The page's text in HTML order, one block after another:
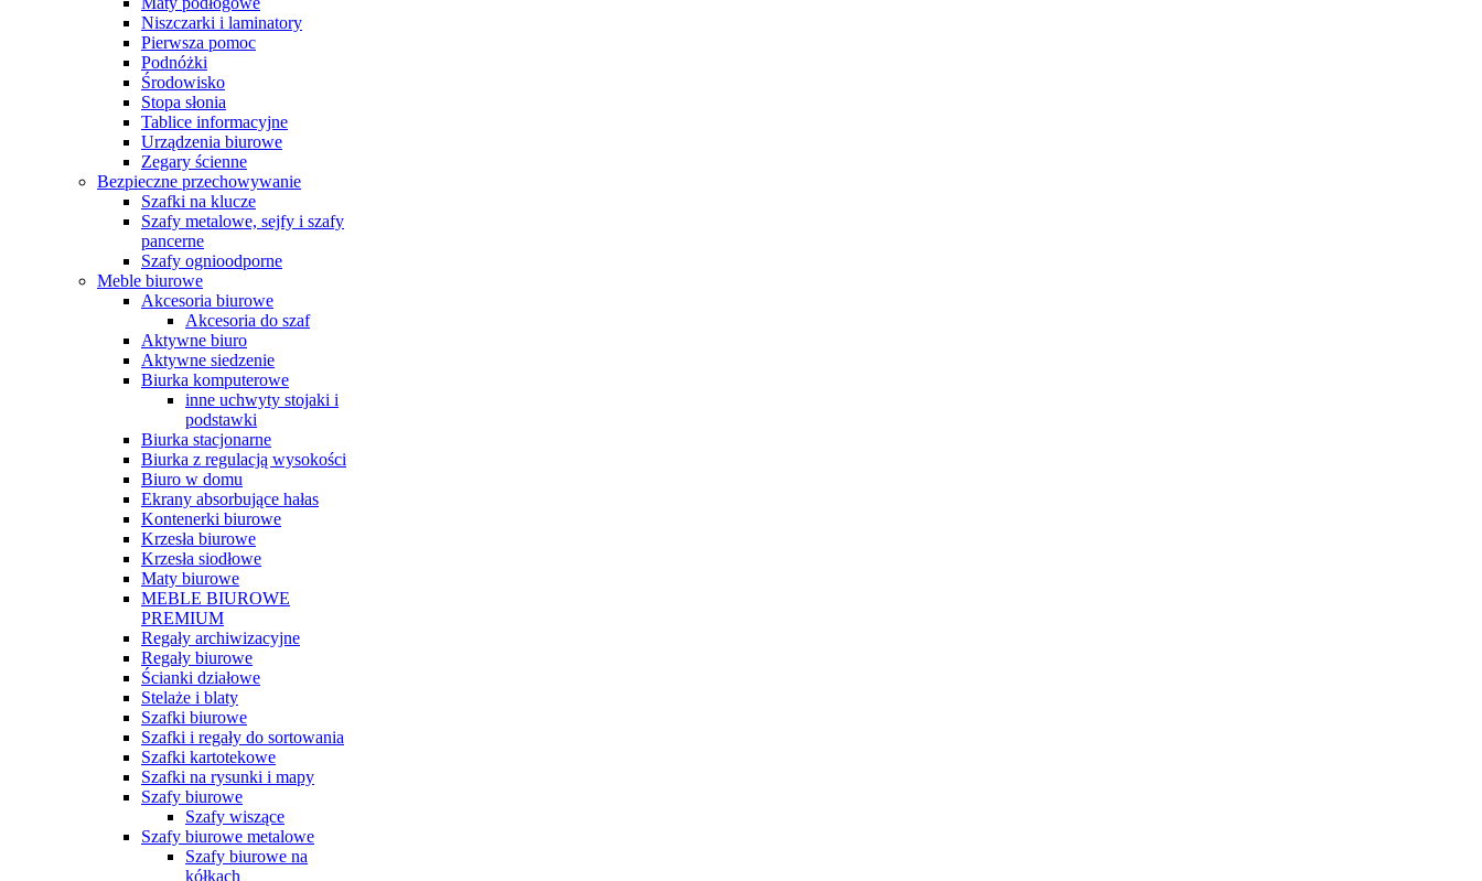
Niszczarki i laminatory
Pierwsza pomoc
Podnóżki
Środowisko
Stopa słonia
Tablice informacyjne
Urządzenia biurowe
Zegary ścienne
Bezpieczne przechowywanie
Szafki na klucze
Szafy metalowe, sejfy i szafy
pancerne
Szafy ognioodporne
Meble biurowe
Akcesoria biurowe
Akcesoria do szaf
Aktywne biuro
Aktywne siedzenie
Biurka komputerowe
inne uchwyty stojaki i
podstawki
Biurka stacjonarne
Biurka z regulacją wysokości
Biuro w domu
Ekrany absorbujące hałas
Kontenerki biurowe
Krzesła biurowe
Krzesła siodłowe
Maty biurowe
MEBLE BIUROWE
PREMIUM
Regały archiwizacyjne
Regały biurowe
Ścianki działowe
Stelaże i blaty
Szafki biurowe
Szafki i regały do sortowania
Szafki kartotekowe
Szafki na rysunki i mapy
Szafy biurowe
Szafy wiszące
Szafy biurowe metalowe
Szafy biurowe na
kółkach